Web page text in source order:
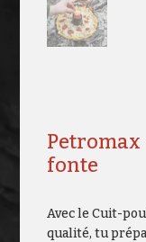
Petromax
fonte
Avec le Cuit-
qualité, tu